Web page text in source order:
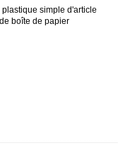
simple d'article
boîte de papier